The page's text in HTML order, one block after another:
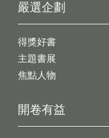
開卷有益
嚴選企劃
得獎好書
主題書展
焦點人物